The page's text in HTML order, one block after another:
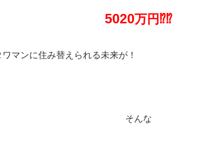
5020万円⁉⁉
マンに住み替えられる未来が！
そんな